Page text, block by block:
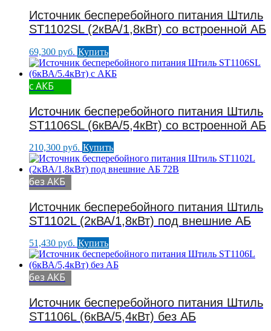
Источник бесперебойного питания Штиль
ST1102SL (2кВА/1,8кВт) со встроенной АБ
69,300 руб. Купить
с АКБ
Источник бесперебойного питания Штиль
ST1106SL (6кВА/5,4кВт) со встроенной АБ
210,300 руб. Купить
без АКБ
Источник бесперебойного питания Штиль
ST1102L (2кВА/1,8кВт) под внешние АБ
51,430 руб. Купить
без АКБ
Источник бесперебойного питания Штиль
ST1106L (6кВА/5,4кВт) без АБ